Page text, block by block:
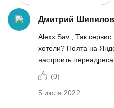
Дмитрий Шипилов
Alexx Sav , Так
хотели? Поята на
настроить
(0)
5 июля 2022